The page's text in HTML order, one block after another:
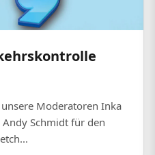
Moderatoren Inka
Schmidt für den